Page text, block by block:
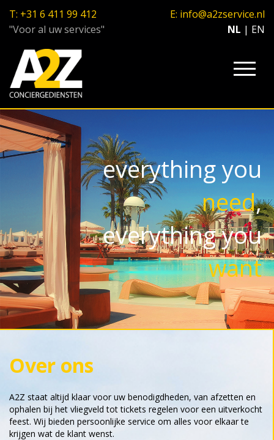
T: +31 6 411 99 412 E: info@a2zservice.nl
"Voor al uw services"
NL | EN
everything you
need,
everything you
want
Over ons
A2Z staat altijd klaar voor uw benodigdheden, van afzetten en
ophalen bij het vliegveld tot tickets regelen voor een uitverkocht
feest. Wij bieden persoonlijke service om alles voor elkaar te
krijgen wat de klant wenst.